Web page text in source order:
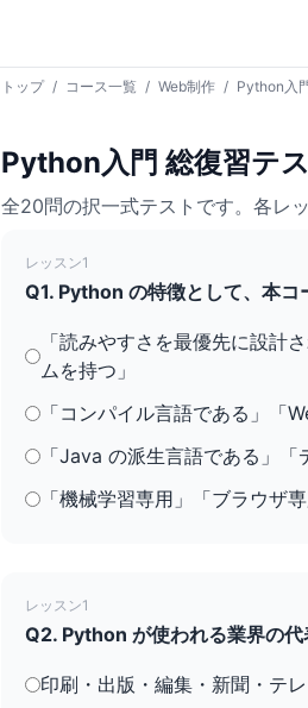
トップ / コース一覧 / Web制作 / Python入
Python入門 総復習テ
全20問の択一式テストです。各レ
レッスン1
Q1. Python の特徴として、本コ
「読みやすさを最優先に設計
ムを持つ」
「コンパイル言語である」「
「Java の派生言語である」
「機械学習専用」「ブラウザ
レッスン1
Q2. Python が使われる業界の
印刷・出版・編集・新聞・テ